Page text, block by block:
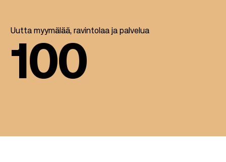
Uutta myymälää, ravintolaa ja palvelua
100